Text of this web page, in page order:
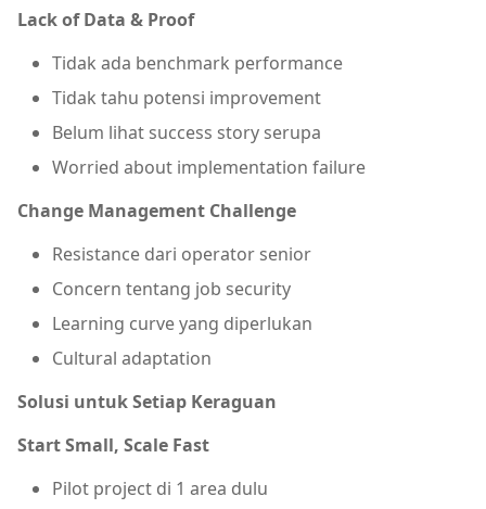
Lack of Data & Proof
Tidak ada benchmark performance
Tidak tahu potensi improvement
Belum lihat success story serupa
Worried about implementation failure
Change Management Challenge
Resistance dari operator senior
Concern tentang job security
Learning curve yang diperlukan
Cultural adaptation
Solusi untuk Setiap Keraguan
Start Small, Scale Fast
Pilot project di 1 area dulu